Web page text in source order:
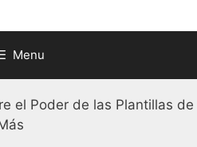
Menu
el Poder de las Plantillas de